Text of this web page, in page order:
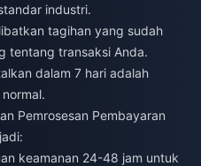
industri.
tagihan yang sudah
tentang transaksi Anda.
dalam 7 hari adalah
Pemrosesan Pembayaran
keamanan 24-48 jam untuk